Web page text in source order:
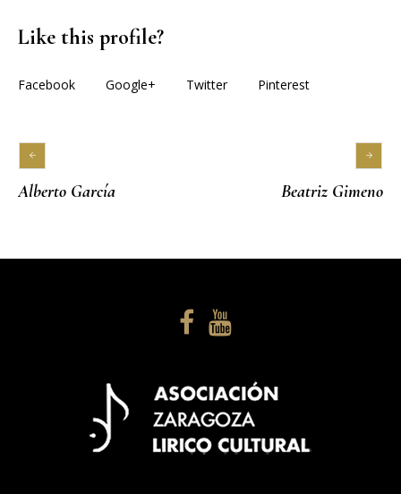
Like this profile?
Facebook Google+ Twitter Pinterest
Alberto García Beatriz Gimeno